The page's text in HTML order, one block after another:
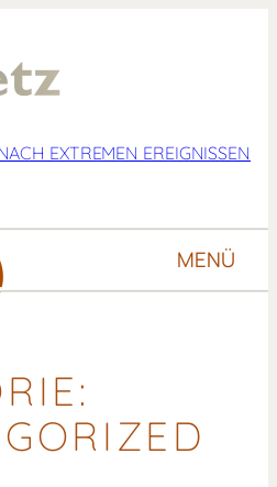
EXTREMEN EREIGNISSEN
MENÜ